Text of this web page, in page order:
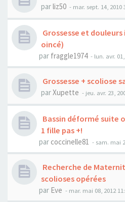
parliz50 - mar. sept. 14, 2010
Grossesse et
oincé)
par fraggle1974 - lun. avr.
Grossesse + scoliose
parXupette - jeu. avr. 23,
Bassin déformé suite
1 fille pas +!
par coccinelle81 - sam. mai
Recherche de
scolioses opérées
par Eve - mar. mai 08, 2012